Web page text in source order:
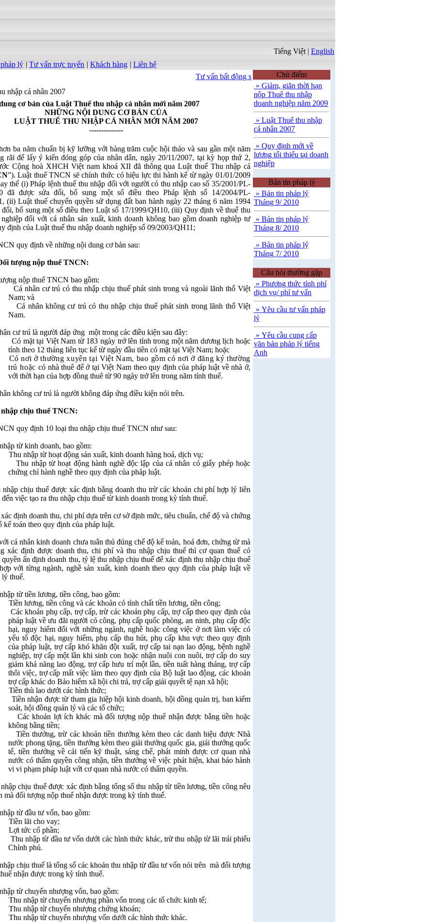
Tiếng Việt | English
lý | Tư vấn trực tuyến | Khách hàng | Liên hệ
Tư vấn bất động sản | Môi giới thương mại và đầu tư
nhập cá nhân 2007
cơ bản của Luật Thuế thu nhập cá nhân mới năm 2007
NHỮNG NỘI DUNG CƠ BẢN CỦA
LUẬT THUẾ THU NHẬP CÁ NHÂN MỚI NĂM 2007
--------------
ba năm chuẩn bị kỹ lưỡng với hàng trăm cuộc hội thảo và sau gần một năm
rãi để lấy ý kiến đóng góp của nhân dân, ngày 20/11/2007, tại kỳ họp thứ 2,
Cộng hoà XHCH Việt nam khoá XII đã thông qua Luật thuế Thu nhập cá
”). Luật thuế TNCN sẽ chính thức có hiệu lực thi hành kể từ ngày 01/01/2009
thế (i)Pháp lệnh thuế thu nhập đối với người có thu nhập cao số 35/2001/PL-
đã được sửa đổi, bổ sung một số điều theo Pháp lệnh số 14/2004/PL-
(ii) Luật thuế chuyển quyền sử dụng đất ban hành ngày 22 tháng 6 năm 1994
đổi, bổ sung một số điều theo Luật số 17/1999/QH10, (iii) Quy định về thuế thu
đối với cá nhân sản xuất, kinh doanh không bao gồm doanh nghiệp tư
định của Luật thuế thu nhập doanh nghiệp số 09/2003/QH11;
quy định về những nội dung cơ bản sau:
tượng nộp thuế TNCN:
nộp thuế TNCN bao gồm:
Cá nhân cư trú có thu nhập chịu thuế phát sinh trong và ngoài lãnh thổ Việt
Nam; và
Cá nhân không cư trú có thu nhập chịu thuế phát sinh trong lãnh thổ Việt
Nam.
cư trú là người đáp ứng một trong các điều kiện sau đây:
Có mặt tại Việt Nam từ 183 ngày trở lên tính trong một năm dương lịch hoặc
tính theo 12 tháng liên tục kể từ ngày đầu tiên có mặt tại Việt Nam; hoặc
Có nơi ở thường xuyên tại Việt Nam, bao gồm có nơi ở đăng ký thường
trú hoặccó nhà thuê để ở tại Việt Nam theo quy định của pháp luật về nhà ở,
với thời hạn của hợp đồng thuê từ 90 ngày trở lên trong năm tính thuế.
không cư trú là người không đáp ứng điều kiện nói trên.
chịu thuế TNCN:
quy định 10 loại thu nhập chịu thuế TNCN như sau:
từ kinh doanh, bao gồm:
Thu nhập từ hoạt động sản xuất, kinh doanh hàng hoá, dịch vụ;
Thu nhập từ hoạt động hành nghề độc lập của cá nhân có giấy phép hoặc
chứng chỉ hành nghề theo quy định của pháp luật.
nhập chịu thuế được xác định bằng doanh thu trừ các khoản chi phí hợp lý liên
đến việc tạo ra thu nhập chịu thuế từ kinh doanh trong kỳ tính thuế.
định doanh thu, chi phí dựa trên cơ sở định mức, tiêu chuẩn, chế độ và chứng
kế toán theo quy định của pháp luật.
cá nhân kinh doanh chưa tuân thủ đúng chế độ kế toán, hoá đơn, chứng từ mà
xác định được doanh thu, chi phí và thu nhập chịu thuế thì cơ quan thuế có
quyền ấn định doanh thu, tỷ lệ thu nhập chịu thuế để xác định thu nhập chịu thuế
với từng ngành, nghề sản xuất, kinh doanh theo quy định của pháp luật về
lý thuế.
từ tiền lương, tiền công, bao gồm:
Tiền lương, tiền công và các khoản có tính chất tiền lương, tiền công;
Các khoản phụ cấp, trợ cấp, trừ các khoản phụ cấp, trợ cấp theo quy định của
pháp luật về ưu đãi người có công, phụ cấp quốc phòng, an ninh, phụ cấp độc
hại, nguy hiểm đối với những ngành, nghề hoặc công việc ở nơi làm việc có
yếu tố độc hại, nguy hiểm, phụ cấp thu hút, phụ cấp khu vực theo quy định
của pháp luật, trợ cấp khó khăn đột xuất, trợ cấp tai nạn lao động, bệnh nghề
nghiệp, trợ cấp một lần khi sinh con hoặc nhận nuôi con nuôi, trợ cấp do suy
giảm khả năng lao động, trợ cấp hưu trí một lần, tiền tuất hàng tháng, trợ cấp
thôi việc, trợ cấp mất việc làm theo quy định của Bộ luật lao động, các khoản
trợ cấp khác do Bảo hiểm xã hội chi trả, trợ cấp giải quyết tệ nạn xã hội;
Tiền thù lao dưới các hình thức;
Tiền nhận được từ tham gia hiệp hội kinh doanh, hội đồng quản trị, ban kiểm
soát, hội đồng quản lý và các tổ chức;
Các khoản lợi ích khác mà đối tượng nộp thuế nhận được bằng tiền hoặc
không bằng tiền;
Tiền thưởng, trừ các khoản tiền thưởng kèm theo các danh hiệu được Nhà
nước phong tặng, tiền thưởng kèm theo giải thưởng quốc gia, giải thưởng quốc
tế, tiền thưởng về cải tiến kỹ thuật, sáng chế, phát minh được cơ quan nhà
nước có thẩm quyền công nhận, tiền thưởng về việc phát hiện, khai báo hành
vi vi phạm pháp luật với cơ quan nhà nước có thẩm quyền.
chịu thuế được xác định bằng tổng số thu nhập từ tiền lương, tiền công nêu
mà đối tượng nộp thuế nhận được trong kỳ tính thuế.
từ đầu tư vốn, bao gồm:
Tiền lãi cho vay;
Lợi tức cổ phần;
Thu nhập từ đầu tư vốn dưới các hình thức khác, trừ thu nhập từ lãi trái phiếu
Chính phủ.
chịu thuế là tổng số các khoản thu nhập từ đầu tư vốn nói trên mà đối tượng
nhận được trong kỳ tính thuế.
từ chuyển nhượng vốn, bao gồm:
Thu nhập từ chuyển nhượng phần vốn trong các tổ chức kinh tế;
Thu nhập từ chuyển nhượng chứng khoán;
Thu nhập từ chuyển nhượng vốn dưới các hình thức khác.
Chủ điểm
» Giảm, giãn thời hạn
nộp Thuê thu nhập
doanh nghiệp năm 2009
» Luật Thuế thu nhập
cá nhân 2007
» Quy định mới về
lương tối thiểu tại doanh
nghiệp
Bản tin pháp lý
» Bản tin pháp lý
Tháng 9/ 2010
» Bản tin pháp lý
Tháng 8/ 2010
» Bản tin pháp lý
Tháng 7/ 2010
Câu hỏi thường gặp
» Phương thức tính phí
dịch vụ/ phí tư vấn
» Yêu cầu tư vấn pháp
lý
» Yêu cầu cung cấp
văn bản pháp lý tiếng
Anh